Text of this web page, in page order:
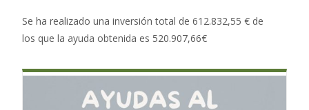
Se ha realizado una inversión total de 612.832,55 € de
los que la ayuda obtenida es 520.907,66€